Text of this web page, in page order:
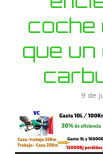
coche
que un
9 de